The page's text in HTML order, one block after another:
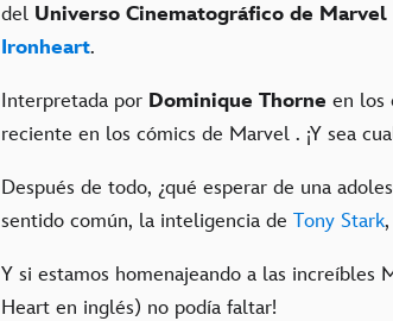
del Universo Cinematográfico de Marvel
Ironheart.
Interpretada por Dominique Thorne en los
reciente en los cómics de Marvel . ¡Y sea
Después de todo, ¿qué esperar de una
sentido común, la inteligencia de Tony Stark
Y si estamos homenajeando a las increíbles
Heart en inglés) no podía faltar!